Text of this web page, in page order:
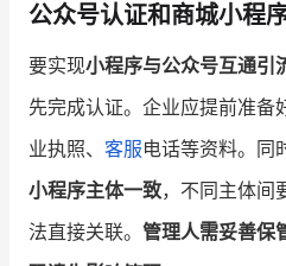
公众号认证和商城小程
要实现小程序与公众号互通引
先完成认证。企业应提前准备
业执照、 客服电话等资料。同
小程序主体一致，不同主体间
法直接关联。 管理人需妥善保